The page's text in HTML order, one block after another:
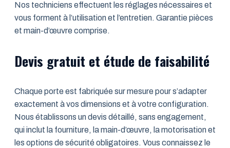
Nos techniciens effectuent les réglages nécessaires et
vous forment à l’utilisation et l’entretien. Garantie pièces
et main-d’œuvre comprise.
Devis gratuit et étude de faisabilité
Chaque porte est fabriquée sur mesure pour s’adapter
exactement à vos dimensions et à votre configuration.
Nous établissons un devis détaillé, sans engagement,
qui inclut la fourniture, la main-d’œuvre, la motorisation et
les options de sécurité obligatoires. Vous connaissez le